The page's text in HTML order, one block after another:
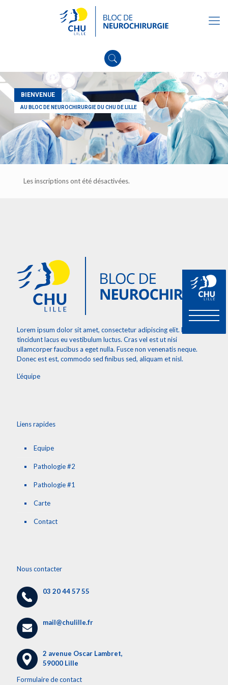
AU BLOC DE NEUROCHIRURGIE DU CHU DE LILLE
BIENVENUE
Les inscriptions ont été désactivées.
Lorem ipsum dolor sit amet, consectetur adipiscing elit. Etiam
tincidunt lacus eu vestibulum luctus. Cras vel est ut nisi
ullamcorper faucibus a eget nulla. Fusce non venenatis neque.
Donec est est, commodo sed finibus sed, aliquam et nisl.
L’équipe
Liens rapides
Equipe
Pathologie #2
Pathologie #1
Carte
Contact
Nous contacter
03 20 44 57 55
mail@chulille.fr
2 avenue Oscar Lambret,
59000 Lille
Formulaire de contact